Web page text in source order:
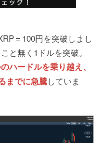
＝100円を突破しまし
と無く1ドルを突破。
ハードルを乗り越え、
までに急騰していま